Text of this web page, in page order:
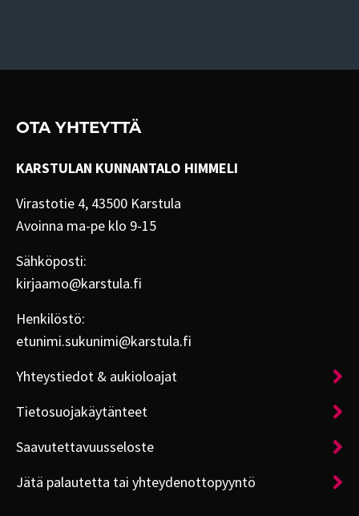
OTA YHTEYTTÄ
KARSTULAN KUNNANTALO HIMMELI
Virastotie 4, 43500 Karstula
Avoinna ma-pe klo 9-15
Sähköposti:
kirjaamo@karstula.fi
Henkilöstö:
etunimi.sukunimi@karstula.fi
Yhteystiedot & aukioloajat
Tietosuojakäytänteet
Saavutettavuusseloste
Jätä palautetta tai yhteydenottopyyntö